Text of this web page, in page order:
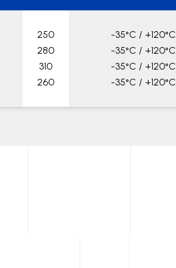
250 -35°C / +120°C
280 -35°C / +120°C
310 -35°C / +120°C
260 -35°C / +120°C